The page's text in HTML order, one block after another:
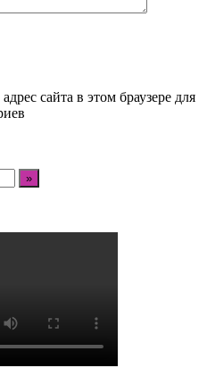
сайта в этом браузере для